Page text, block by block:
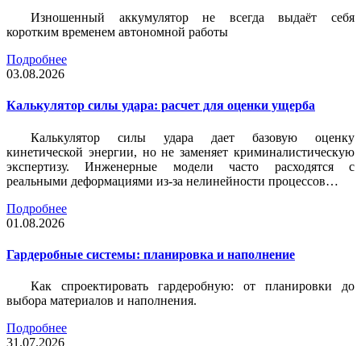
Изношенный аккумулятор не всегда выдаёт себя
коротким временем автономной работы
Подробнее
03.08.2026
Калькулятор силы удара: расчет для оценки ущерба
Калькулятор силы удара дает базовую оценку
кинетической энергии, но не заменяет криминалистическую
экспертизу. Инженерные модели часто расходятся с
реальными деформациями из-за нелинейности процессов…
Подробнее
01.08.2026
Гардеробные системы: планировка и наполнение
Как спроектировать гардеробную: от планировки до
выбора материалов и наполнения.
Подробнее
31.07.2026